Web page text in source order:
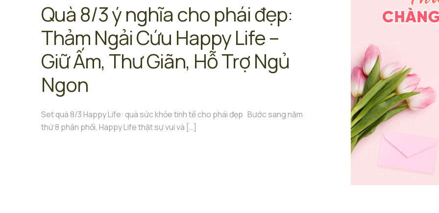
Quà 8/3 ý nghĩa cho phái đẹp:
Thảm Ngải Cứu Happy Life –
Giữ Ấm, Thư Giãn, Hỗ Trợ Ngủ
Ngon
Set quà 8/3 Happy Life: quà sức khỏe tinh tế cho phái đẹp Bước sang năm
thứ 8 phân phối, Happy Life thật sự vui và […]